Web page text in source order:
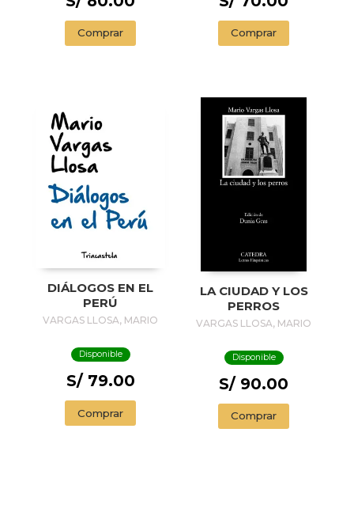
Comprar Comprar
DIÁLOGOS EN EL
PERÚ
VARGAS LLOSA, MARIO
Disponible
S/ 79.00
Comprar
LA CIUDAD Y LOS
PERROS
VARGAS LLOSA, MARIO
Disponible
S/ 90.00
Comprar